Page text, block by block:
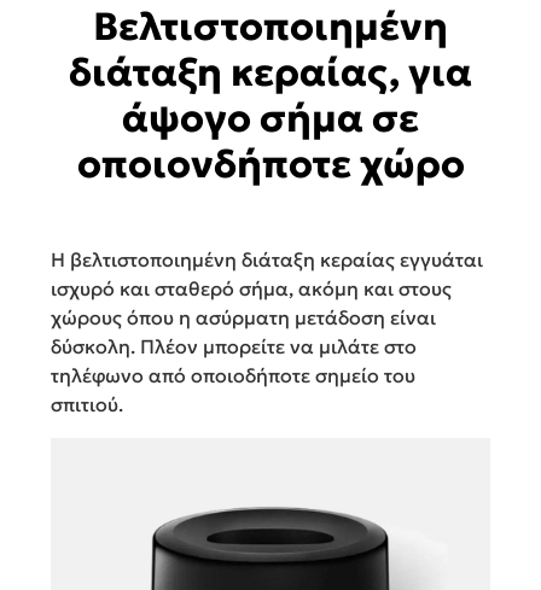
Βελτιστοποιημένη
διάταξη κεραίας, για
άψογο σήμα σε
οποιονδήποτε χώρο
Η βελτιστοποιημένη διάταξη κεραίας εγγυάται
ισχυρό και σταθερό σήμα, ακόμη και στους
χώρους όπου η ασύρματη μετάδοση είναι
δύσκολη. Πλέον μπορείτε να μιλάτε στο
τηλέφωνο από οποιοδήποτε σημείο του
σπιτιού.